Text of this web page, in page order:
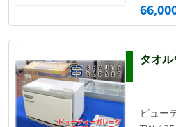
タオ
ビュー